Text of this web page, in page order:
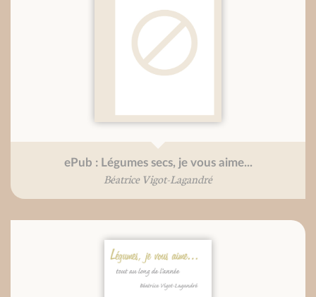
ePub : Légumes secs, je vous aime...
Béatrice Vigot-Lagandré